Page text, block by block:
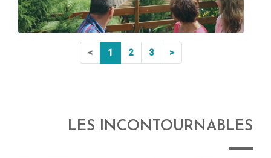
< 1 2 3 >
LES INCONTOURNABLES